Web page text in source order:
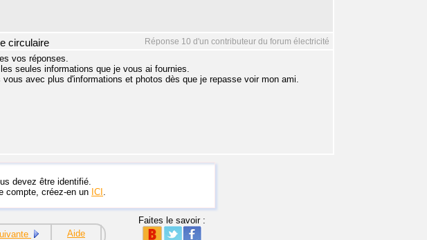
Réponse 10 d'un contributeur du forum électricité
circulaire
vos réponses.
seules informations que je vous ai fournies.
avec plus d'informations et photos dès que je repasse voir mon ami.
devez être identifié.
compte, créez-en un ICI
Aide
Faites le savoir :